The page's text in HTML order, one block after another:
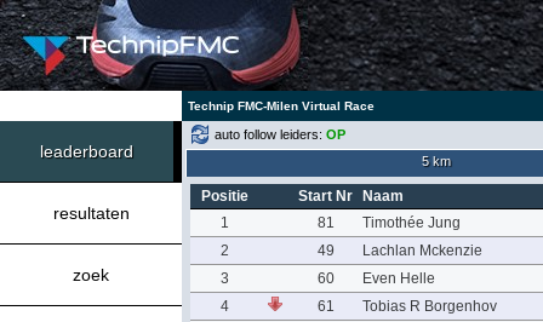
Technip FMC-Milen Virtual Race
leaderboard
resultaten
zoek
auto follow leiders: OP
5 km
Positie Start Nr
Naam
1
81
Timothée Jung
2
49
Lachlan Mckenzie
3
60
Even Helle
4
61
Tobias R Borgenhov